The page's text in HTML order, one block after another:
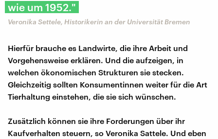
wie um 1952."
Veronika Settele, Historikerin an der Universität Bremen
Hierfür brauche es Landwirte, die ihre Arbeit und
Vorgehensweise erklären. Und die aufzeigen, in
welchen ökonomischen Strukturen sie stecken.
Gleichzeitig sollten Konsumentinnen weiter für die Art
Tierhaltung einstehen, die sie sich wünschen.
Zusätzlich können sie ihre Forderungen über ihr
Kaufverhalten steuern, so Veronika Sattele. Und eben